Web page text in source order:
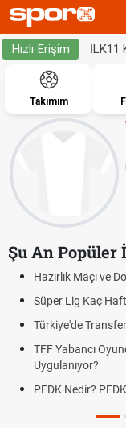
Hızlı Erişim İLK11
Takımım
Şu An
Hazırlık Maçı ve
Süper Lig Kaç
Türkiye'de
TFF Yabancı
Uygulanıyor?
PFDK Nedir?